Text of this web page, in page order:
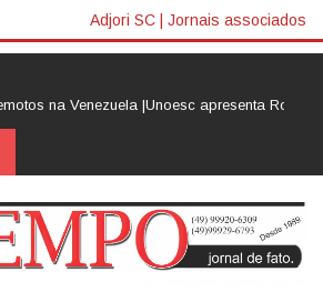
Adjori SC | Jornais associados
Venezuela |Unoesc apresenta Robô César e